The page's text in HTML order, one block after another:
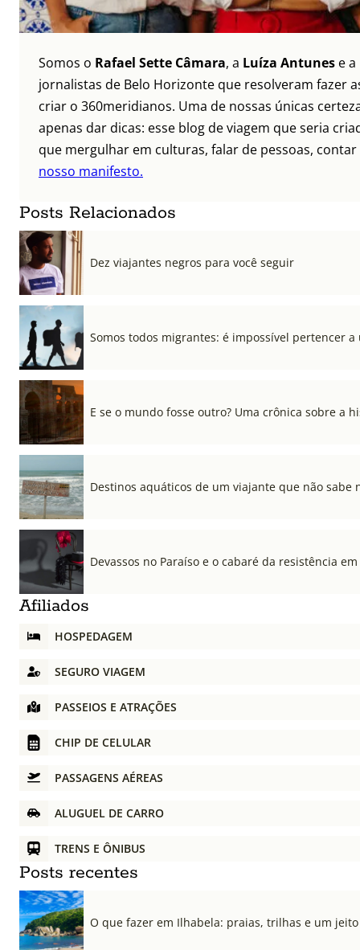
Somos o Rafael Sette Câmara, a Luíza Antunes e a
jornalistas de Belo Horizonte que resolveram fazer
criar o 360meridianos. Uma de nossas únicas
apenas dar dicas: esse blog de viagem que seria
que mergulhar em culturas, falar de pessoas,
nosso manifesto.
Posts Relacionados
Dez viajantes negros para você seguir
Somos todos migrantes: é impossível pertencer a
E se o mundo fosse outro? Uma crônica sobre a
Destinos aquáticos de um viajante que não sabe
Devassos no Paraíso e o cabaré da resistência em
Afiliados
HOSPEDAGEM
SEGURO VIAGEM
PASSEIOS E ATRAÇÕES
CHIP DE CELULAR
PASSAGENS AÉREAS
ALUGUEL DE CARRO
TRENS E ÔNIBUS
Posts recentes
O que fazer em Ilhabela: praias, trilhas e um